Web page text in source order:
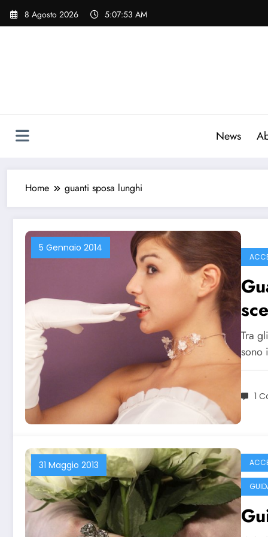
Vai
8 Agosto 2026 5:07:54 AM
News
Home guanti sposa lunghi
5 Gennaio 2014
Tra
sono
1
31 Maggio 2013